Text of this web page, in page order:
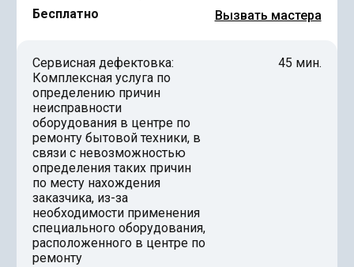
Бесплатно
Вызвать мастера
Сервисная дефектовка:
Комплексная услуга по
определению причин
неисправности
оборудования в центре по
ремонту бытовой техники, в
связи с невозможностью
определения таких причин
по месту нахождения
заказчика, из-за
необходимости применения
специального оборудования,
расположенного в центре по
ремонту
45 мин.